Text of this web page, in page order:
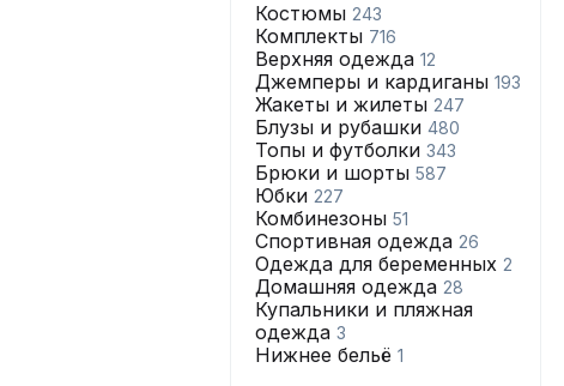
Костюмы 243
Комплекты 716
Верхняя одежда 12
Джемперы и кардиганы 193
Жакеты и жилеты 247
Блузы и рубашки 480
Топы и футболки 343
Брюки и шорты 587
Юбки 227
Комбинезоны 51
Спортивная одежда 26
Одежда для беременных 2
Домашняя одежда 28
Купальники и пляжная
одежда 3
Нижнее бельё 1